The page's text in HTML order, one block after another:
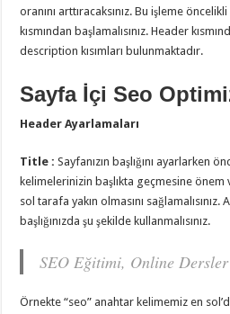
oranını arttıracaksınız. Bu işleme
kısmından başlamalısınız. Header
description kısımları bulunmaktadır.
Sayfa İçi Seo
Header Ayarlamaları
Title : Sayfanızın başlığını ayarlarken
kelimelerinizin başlıkta geçmesine
sol tarafa yakın olmasını sağlamalısınız.
başlığınızda şu şekilde kullanmalısınız.
SEO Eğitimi, Online Dersler
Örnekte “seo” anahtar kelimemiz en